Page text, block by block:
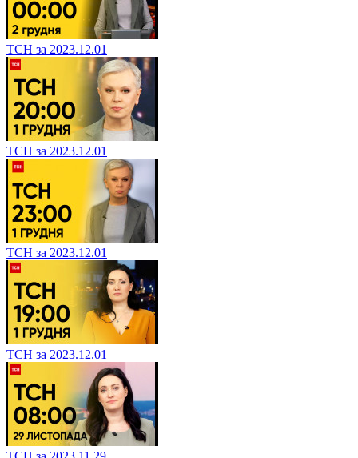
ТСН за 2023.12.01
ТСН за 2023.12.01
ТСН за 2023.12.01
ТСН за 2023.12.01